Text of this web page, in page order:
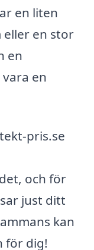
en liten
en stor
en
en
pris.se
och för
just ditt
kan
för dig!